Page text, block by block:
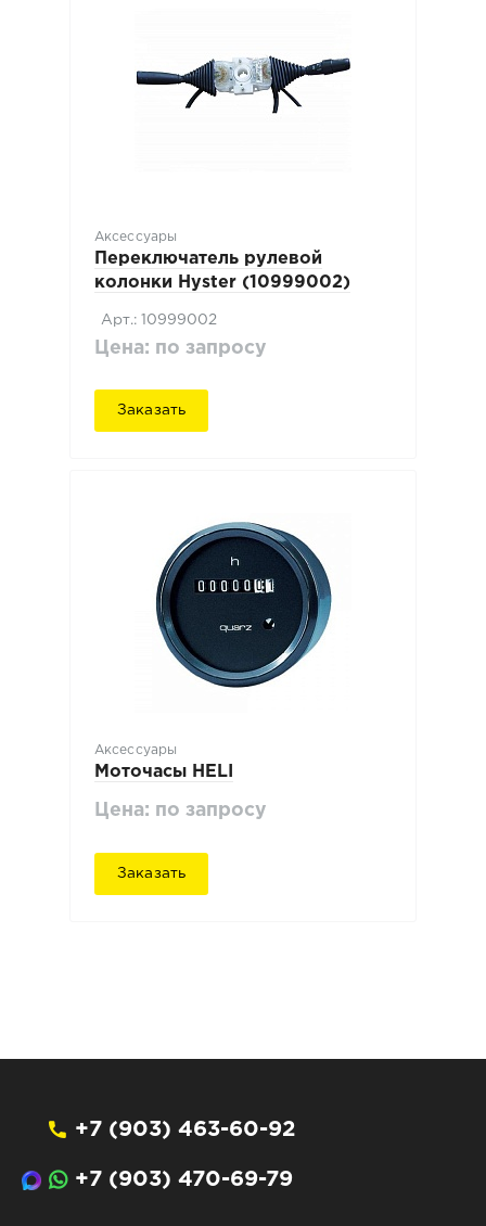
Аксессуары
Переключатель рулевой
колонки Hyster (10999002)
Арт.: 10999002
Цена: по запросу
Заказать
Аксессуары
Моточасы HELI
Цена: по запросу
Заказать
+7 (903) 463-60-92
+7 (903) 470-69-79